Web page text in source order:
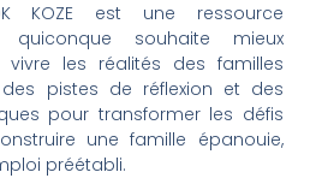
KOZE est une ressource
quiconque souhaite mieux
les réalités des familles
pistes de réflexion et des
pour transformer les défis
une famille épanouie,
préétabli.